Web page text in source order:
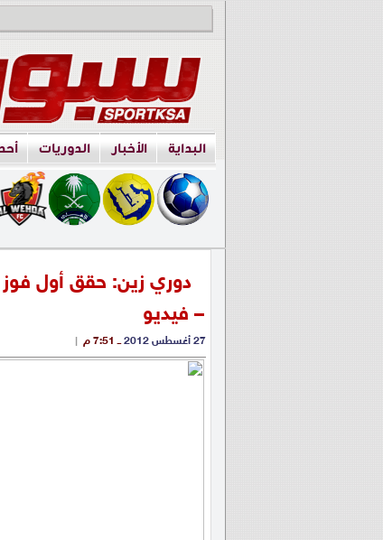
البداية الأخبار الدوريات
دوري زين: حقق أول
– فيديو
27 أغسطس 2012 ــ 7:51 م |